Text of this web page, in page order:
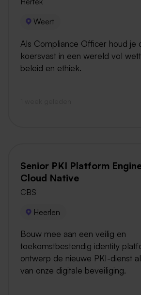
Weert
Als Compliance Officer houd je
koersvast in een wereld vol
beleid en ethiek.
Senior PKI Platform
Cloud Native
CBS
Heerlen
Bouw mee aan een veilig en
toekomstbestendig identity
ontwerp de nieuwe PKI-dienst
van onze digitale beveiliging.